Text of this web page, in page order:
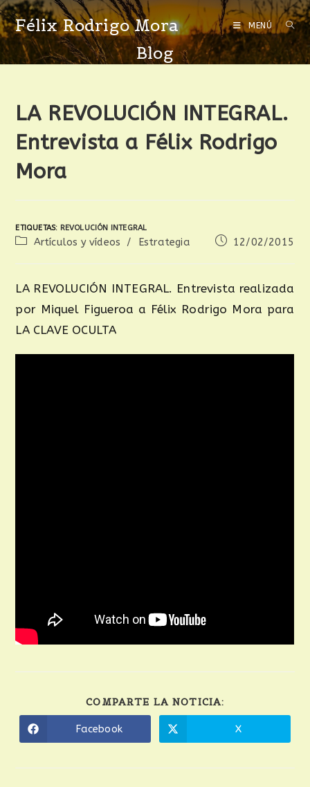
Félix Rodrigo Mora MENÚ
Blog
LA REVOLUCIÓN INTEGRAL.
Entrevista a Félix Rodrigo
Mora
ETIQUETAS: REVOLUCIÓN INTEGRAL
Artículos y vídeos / Estrategia 12/02/2015
LA REVOLUCIÓN INTEGRAL. Entrevista realizada
por Miquel Figueroa a Félix Rodrigo Mora para
LA CLAVE OCULTA
COMPARTE LA NOTICIA:
Facebook X